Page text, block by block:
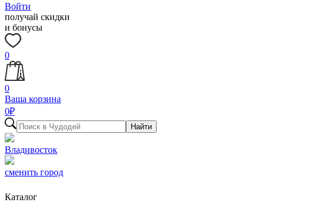
Войти
получай скидки
и бонусы
0
0
Ваша корзина
0₽
Найти
Владивосток
сменить город
Каталог